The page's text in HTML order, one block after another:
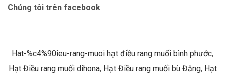
Chúng tôi trên facebook
Hat-%c4%90ieu-rang-muoi hạt điều rang muối bình phước,
Hạt Điều rang muối dihona, Hạt Điều rang muối bù Đăng, Hạt